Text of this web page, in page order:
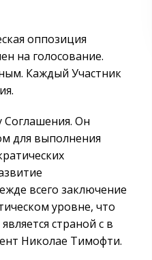
оппозиция
на голосование.
Каждый Участник
Соглашения. Он
для выполнения
всего заключение
уровне, что
страной с в
Николае Тимофти.